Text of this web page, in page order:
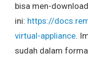
bisa men-
ini: https://
virtual-appliance.
sudah dalam